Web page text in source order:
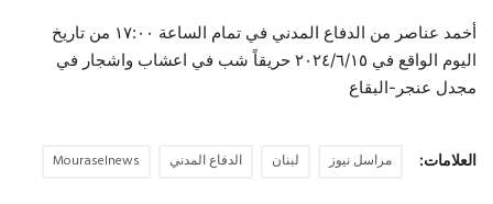
رياضة
أخمد عناصر من الدفاع المدني في تمام الساعة ١٧:٠٠ من تاريخ
اليوم الواقع في ٢٠٢٤/٦/١٥ حريقاً شب في اعشاب واشجار في
مجدل عنجر-البقاع
العلامات: مراسل نيوز لبنان الدفاع المدني Mouraselnews